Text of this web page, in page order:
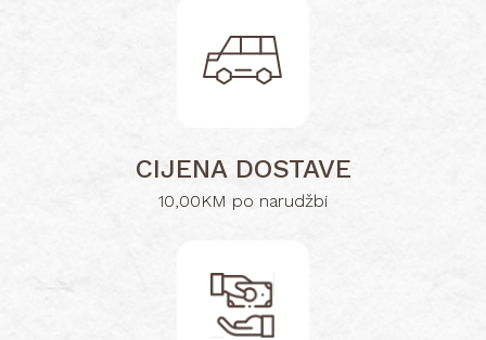
CIJENA DOSTAVE
10,00KM po narudžbi